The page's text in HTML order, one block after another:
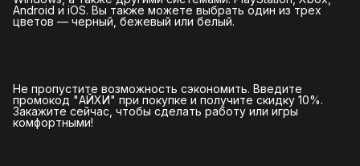
Android и iOS. Вы также можете выбрать один из трех
цветов — черный, бежевый или белый.
Не пропустите возможность сэкономить. Введите
промокод "АЙХИ" при покупке и получите скидку 10%.
Закажите сейчас, чтобы сделать работу или игры
комфортными!